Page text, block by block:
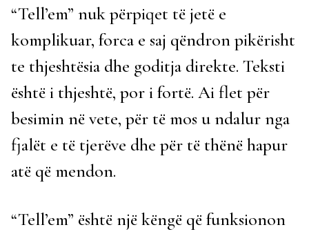
“Tell’em” nuk përpiqet të jetë e
komplikuar, forca e saj qëndron pikërisht
te thjeshtësia dhe goditja direkte. Teksti
është i thjeshtë, por i fortë. Ai flet për
besimin në vete, për të mos u ndalur nga
fjalët e të tjerëve dhe për të thënë hapur
atë që mendon.
“Tell’em” është një këngë që funksionon